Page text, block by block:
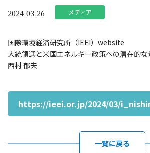
2024-03-26 メディア
国際環境経済研究所（IEEI）website
大統領選と米国エネルギー政策への潜在的な
西村 郁夫
https://ieei.or.jp/2024/03/
一覧に戻る